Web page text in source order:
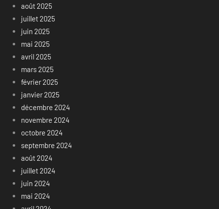
août 2025
juillet 2025
juin 2025
mai 2025
avril 2025
mars 2025
février 2025
janvier 2025
décembre 2024
novembre 2024
octobre 2024
septembre 2024
août 2024
juillet 2024
juin 2024
mai 2024